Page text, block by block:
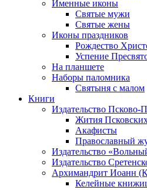
Именные иконы
Святые мужи
Святые жены
Иконы праздников
Рождество
Успение
На планшете
Наборы паломника
Святыня с малом
Книги
Издательство Псково-
Жития
Акафисты
Православный
Издательство
Издательство
Архимандрит Иоанн
Келейные